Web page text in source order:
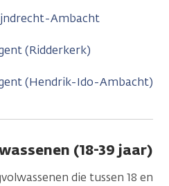
Ambacht
(Ridderkerk)
(Hendrik-Ido-Ambacht)
(18-39 jaar)
die tussen 18 en